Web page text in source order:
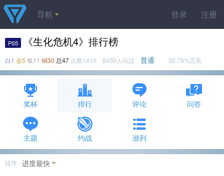
登录 注册
导航
PS5 《生化危机4》排行榜
白1 金5 银11 铜30 总47 点数1410 8450人玩过 普通 32.79%完美
奖杯 排行 评论 问答
主题 约战 游列
排序 进度最快